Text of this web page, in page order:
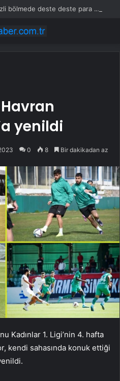
Evine tadilat yapan çift, gizli bölmede deste deste para buldu
yenildi
0 8 Bir dakikadan az
Kadınlar 1. Ligi’nin 4. hafta
kendi sahasında konuk ettiği